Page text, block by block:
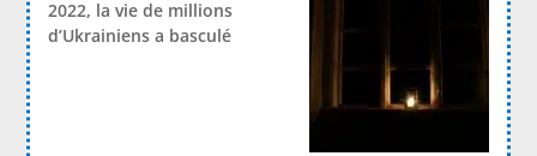
2022, la vie de millions
d’Ukrainiens a basculé